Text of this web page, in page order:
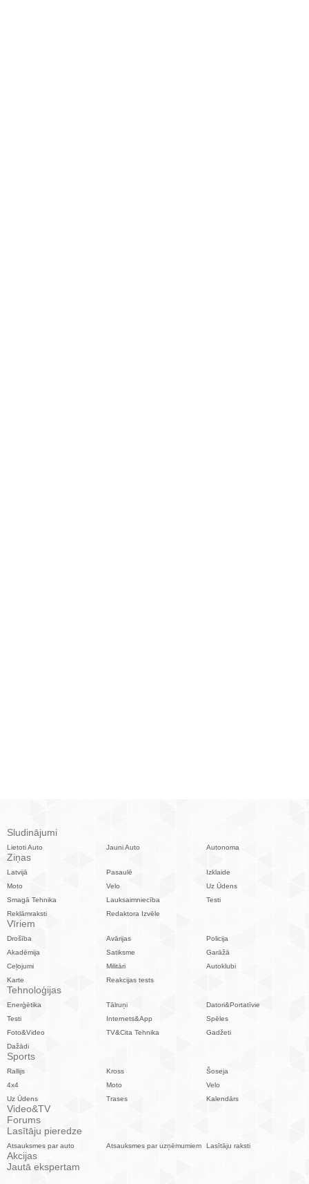
Sludinājumi
Lietoti Auto Jauni Auto Autonoma
Ziņas
Latvijā Pasaulē
Izklaide
Moto
Velo
Uz Ūdens
Smagā Tehnika
Lauksaimniecība
Testi
Reklāmraksti
Redaktora Izvēle
Vīriem
Drošība Avārijas
Policija
Akadēmija
Satiksme
Garāžā
Ceļojumi
Militāri
Autoklubi
Karte
Reakcijas tests
Tehnoloģijas
Enerģētika Tālruņi
Datori&Portatīvie
Testi
Internets&App
Spēles
Foto&Video
TV&Cita Tehnika
Gadžeti
Dažādi
Sports
Rallijs Kross
Šoseja
4x4
Moto
Velo
Uz Ūdens
Trases Kalendārs
Video&TV
Forums
Lasītāju pieredze
Atsauksmes par auto Atsauksmes par uzņēmumiem Lasītāju raksti
Akcijas
Jautā ekspertam